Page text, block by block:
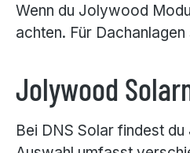
Wenn du Jolywood
achten. Für
Jolywood
Bei DNS Solar findest